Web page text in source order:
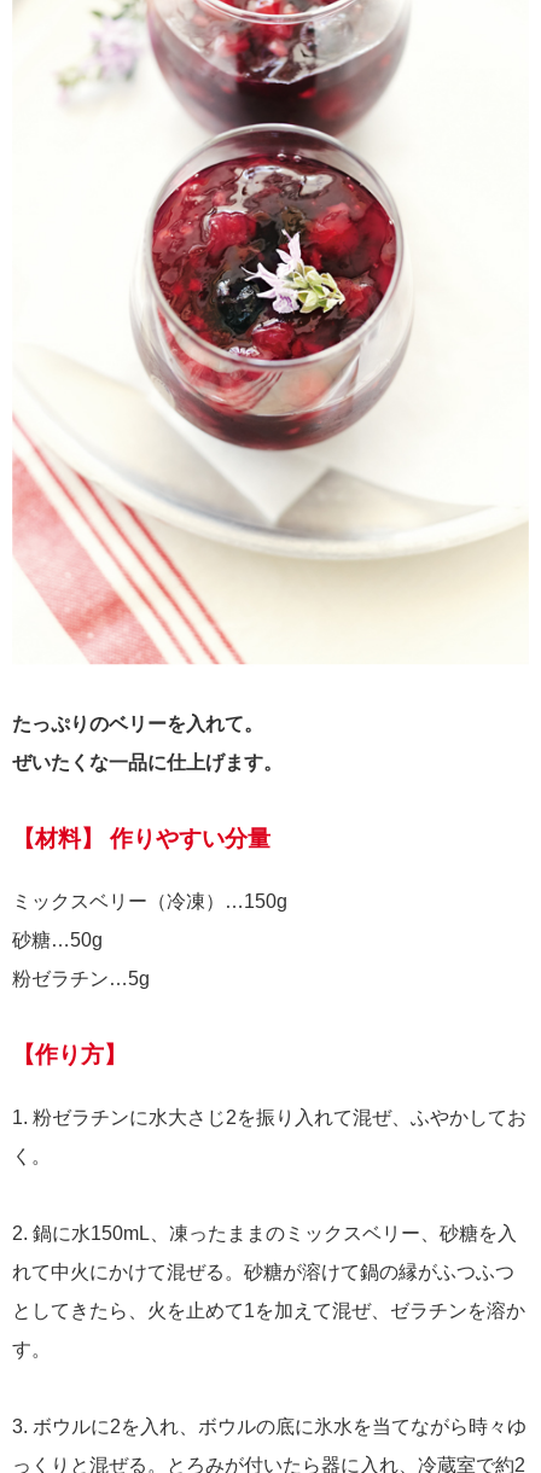
たっぷりのベリーを入れて。
ぜいたくな一品に仕上げます。
【材料】 作りやすい分量
ミックスベリー（冷凍）…150g
砂糖…50g
粉ゼラチン…5g
【作り方】
1. 粉ゼラチンに水大さじ2を振り入れて混ぜ、ふやかしてお
く。
2. 鍋に水150mL、凍ったままのミックスベリー、砂糖を入
れて中火にかけて混ぜる。砂糖が溶けて鍋の縁がふつふつ
としてきたら、火を止めて1を加えて混ぜ、ゼラチンを溶か
す。
3. ボウルに2を入れ、ボウルの底に氷水を当てながら時々ゆ
っくりと混ぜる。とろみが付いたら器に入れ、冷蔵室で約2